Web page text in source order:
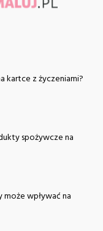
kartce z życzeniami?
spożywcze na
może wpływać na